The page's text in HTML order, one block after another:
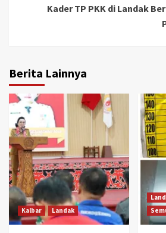
Kader TP PKK di Landak
Berita Lainnya
Kalbar Landak